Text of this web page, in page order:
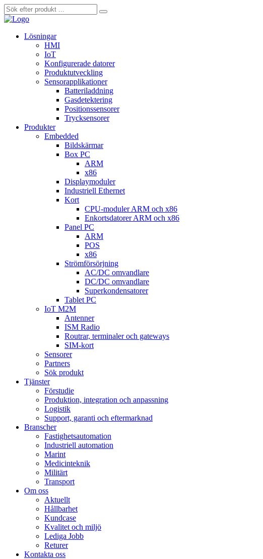
Lösningar
HMI
IoT
Konfigurerade datorer
Produktutveckling
Sensorapplikationer
Batteriladdning
Gasdetektering
Positionssensorer
Trycksensorer
Produkter
Embedded
Bildskärmar
Box PC
ARM
x86
Displaymoduler
Industriell Ethernet
Kort
CPU-moduler ARM och x86
Enkortsdatorer ARM och x86
Panel PC
ARM
POS
x86
Strömförsörjning
AC/DC omvandlare
DC/DC omvandlare
Superkondensatorer
Tablet PC
IoT M2M
Antenner
ISM Radio
Routrar, terminaler och gateways
SIM-kort
Sensorer
Partners
Sök produkt
Tjänster
Förstudie
Produktion, integration och anpassning
Logistik
Support, garanti och eftermarknad
Branscher
Fastighetsautomation
Industriell automation
Marint
Medicinteknik
Militärt
Transport
Om oss
Aktuellt
Hållbarhet
Kundcase
Kvalitet och miljö
Lediga Jobb
Returer
Kontakta oss